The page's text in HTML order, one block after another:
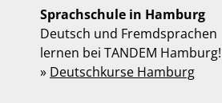
Sprachschule in Hamburg
Deutsch und Fremdsprachen
lernen bei TANDEM Hamburg!
» Deutschkurse Hamburg